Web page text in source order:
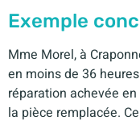
Exemple
Mme Morel, à
en moins de 36
réparation achevée
la pièce remplacée.